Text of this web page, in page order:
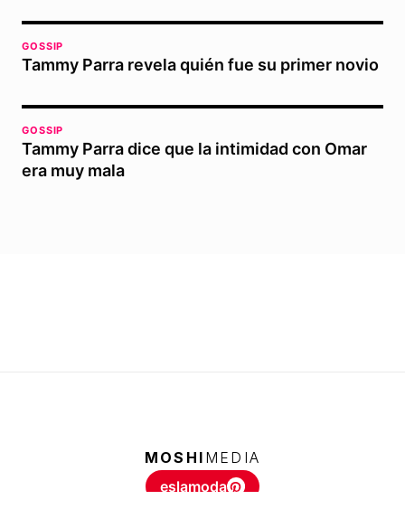
GOSSIP
Tammy Parra revela quién fue su primer novio
GOSSIP
Tammy Parra dice que la intimidad con Omar
era muy mala
MOSHI MEDIA
eslamoda